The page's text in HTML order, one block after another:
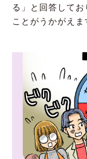
る」と回答してお
ことがうかがえま